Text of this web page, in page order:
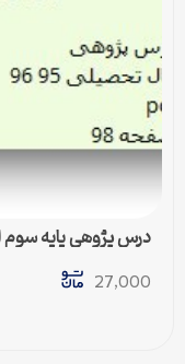
درس پژوهی پایه سوم
27,000